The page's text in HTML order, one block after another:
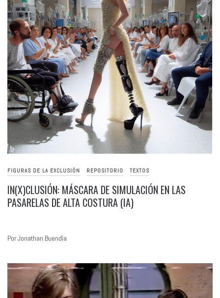
FIGURAS DE LA EXCLUSIÓN REPOSITORIO TEXTOS
IN(X)CLUSIÓN: MÁSCARA DE SIMULACIÓN EN LAS
PASARELAS DE ALTA COSTURA (IA)
Por Jonathan Buendía